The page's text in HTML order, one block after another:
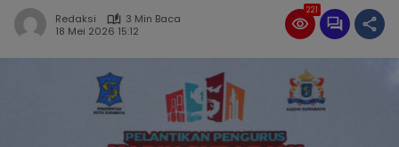
Redaksi
3 Min Baca
18 Mei 2026 15:12
221